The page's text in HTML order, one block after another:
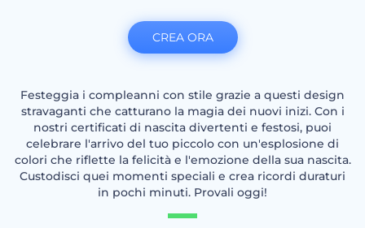
Festeggia i compleanni con stile grazie a questi design
stravaganti che catturano la magia dei nuovi inizi. Con i
nostri certificati di nascita divertenti e festosi, puoi
celebrare l'arrivo del tuo piccolo con un'esplosione di
colori che riflette la felicità e l'emozione della sua nascita.
Custodisci quei momenti speciali e crea ricordi duraturi
in pochi minuti. Provali oggi!
CREA ORA